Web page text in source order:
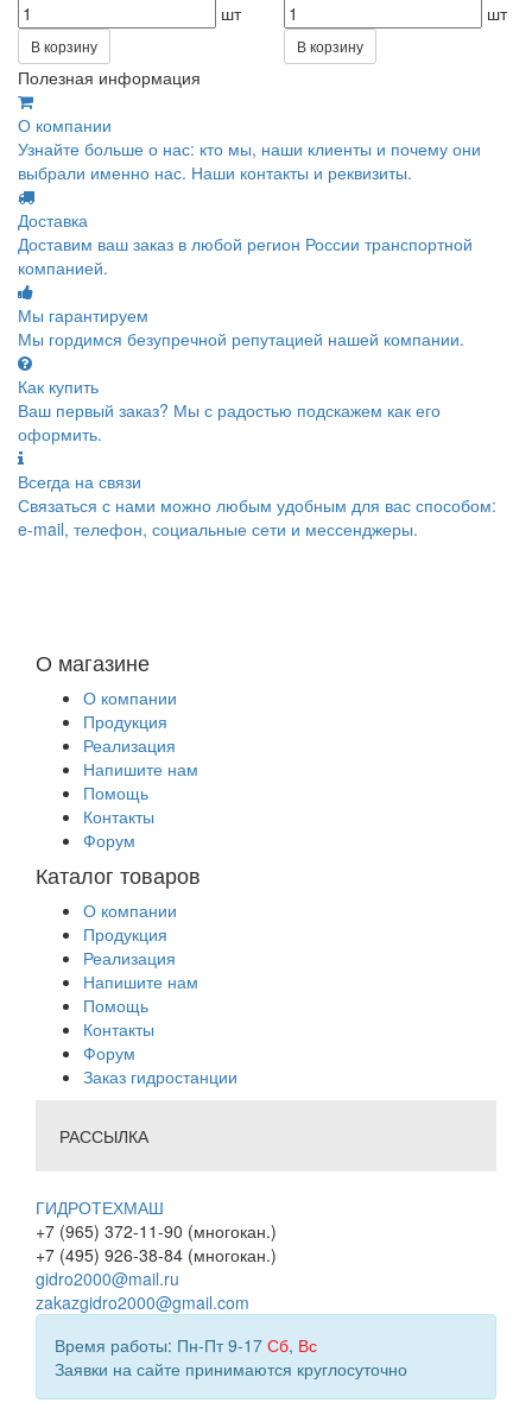
шт
В корзину
шт
В корзину
Полезная информация
О компании
Узнайте больше о нас: кто мы, наши клиенты и почему они
выбрали именно нас. Наши контакты и реквизиты.
Доставка
Доставим ваш заказ в любой регион России транспортной
компанией.
Мы гарантируем
Мы гордимся безупречной репутацией нашей компании.
Как купить
Ваш первый заказ? Мы с радостью подскажем как его
оформить.
Всегда на связи
Связаться с нами можно любым удобным для вас способом:
e-mail, телефон, социальные сети и мессенджеры.
О магазине
О компании
Продукция
Реализация
Напишите нам
Помощь
Контакты
Форум
Каталог товаров
О компании
Продукция
Реализация
Напишите нам
Помощь
Контакты
Форум
Заказ гидростанции
РАССЫЛКА
ГИДРОТЕХМАШ
+7 (965) 372-11-90 (многокан.)
+7 (495) 926-38-84 (многокан.)
gidro2000@mail.ru
zakazgidro2000@gmail.com
Время работы: Пн-Пт 9-17 Сб, Вс
Заявки на сайте принимаются круглосуточно